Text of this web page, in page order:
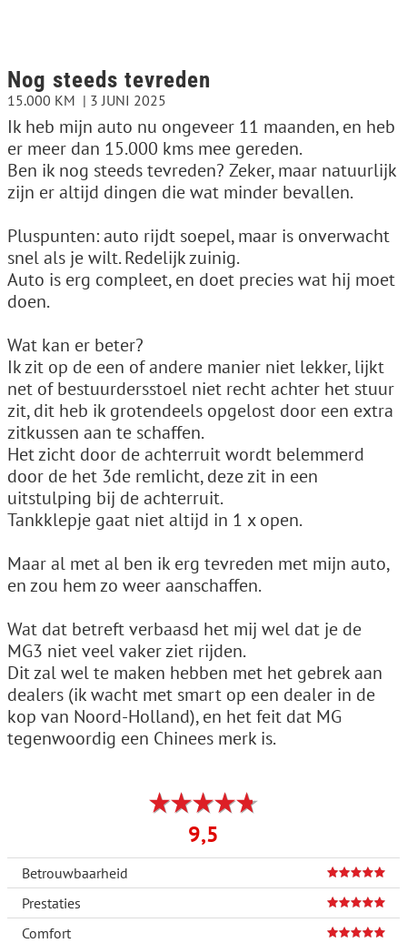
Nog steeds tevreden
15.000 KM 3 JUNI 2025
Ik heb mijn auto nu ongeveer 11 maanden, en heb
er meer dan 15.000 kms mee gereden.
Ben ik nog steeds tevreden? Zeker, maar natuurlijk
zijn er altijd dingen die wat minder bevallen.
Pluspunten: auto rijdt soepel, maar is onverwacht
snel als je wilt. Redelijk zuinig.
Auto is erg compleet, en doet precies wat hij moet
doen.
Wat kan er beter?
Ik zit op de een of andere manier niet lekker, lijkt
net of bestuurdersstoel niet recht achter het stuur
zit, dit heb ik grotendeels opgelost door een extra
zitkussen aan te schaffen.
Het zicht door de achterruit wordt belemmerd
door de het 3de remlicht, deze zit in een
uitstulping bij de achterruit.
Tankklepje gaat niet altijd in 1 x open.
Maar al met al ben ik erg tevreden met mijn auto,
en zou hem zo weer aanschaffen.
Wat dat betreft verbaasd het mij wel dat je de
MG3 niet veel vaker ziet rijden.
Dit zal wel te maken hebben met het gebrek aan
dealers (ik wacht met smart op een dealer in de
kop van Noord-Holland), en het feit dat MG
tegenwoordig een Chinees merk is.
9,5
Betrouwbaarheid
Prestaties
Comfort